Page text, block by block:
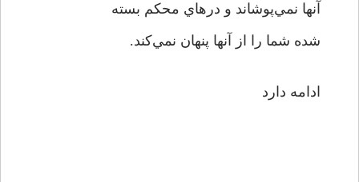
آنها نمي‌پوشاند و درهاي محکم بسته
شده شما را از آنها پنهان نمي‌کند.
ادامه دارد